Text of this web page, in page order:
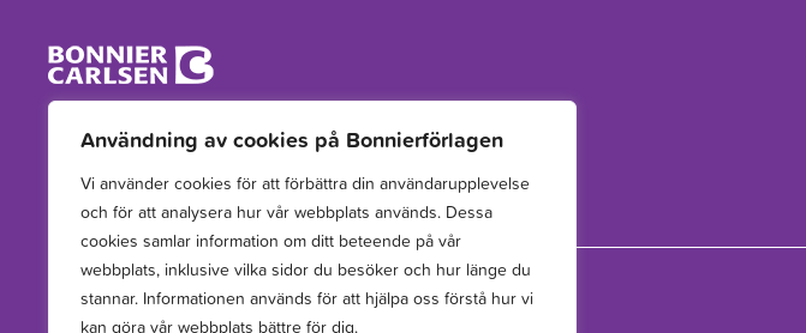
Användning av cookies på Bonnierförlagen
Vi använder cookies för att förbättra din användarupplevelse
och för att analysera hur vår webbplats används. Dessa
cookies samlar information om ditt beteende på vår
webbplats, inklusive vilka sidor du besöker och hur länge du
stannar. Informationen används för att hjälpa oss förstå hur vi
kan göra vår webbplats bättre för dig.
Vi arbetar med att hitta, utveckla, publicera och sprida
berättelser för barn och unga.